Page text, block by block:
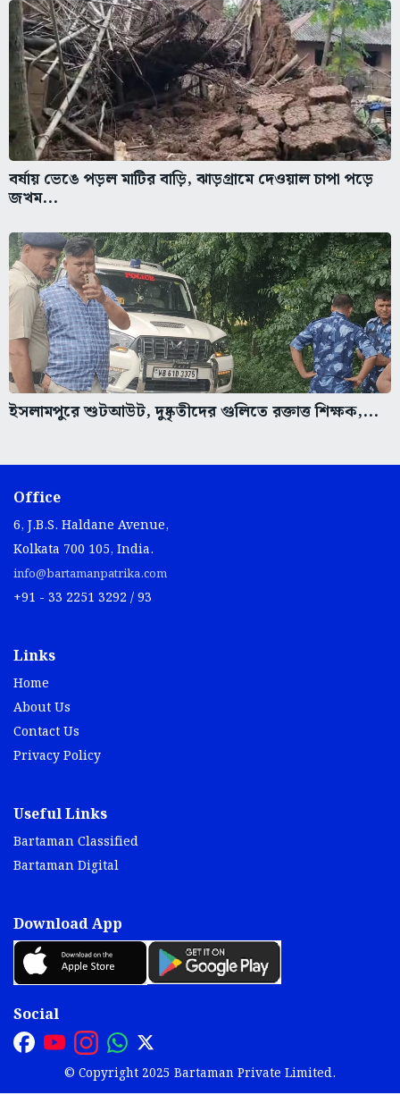
বর্ষায় ভেঙে পড়ল মাটির বাড়ি, ঝাড়গ্রামে দেওয়াল চাপা পড়ে
জখম...
ইসলামপুরে শুটআউট, দুষ্কৃতীদের গুলিতে রক্তাত্ত শিক্ষক,...
Office
6, J.B.S. Haldane Avenue,
Kolkata 700 105, India.
info@bartamanpatrika.com
+91 - 33 2251 3292 / 93
Links
Home
About Us
Contact Us
Privacy Policy
Useful Links
Bartaman Classified
Bartaman Digital
Download App
Social
© Copyright 2025 Bartaman Private Limited.